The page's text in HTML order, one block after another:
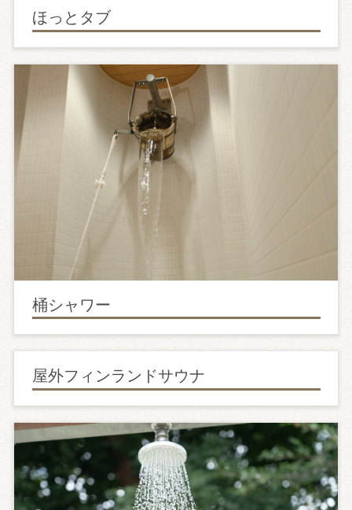
ほっとタブ
桶シャワー
屋外フィンランドサウナ